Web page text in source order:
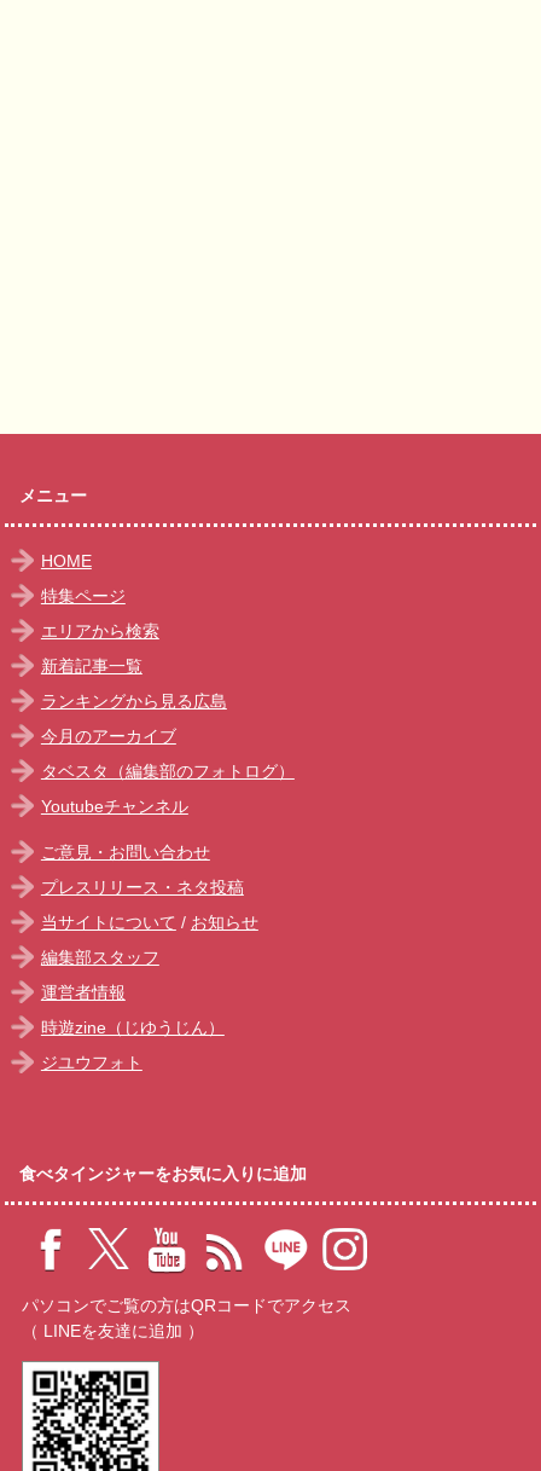
メニュー
HOME
特集ページ
エリアから検索
新着記事一覧
ランキングから見る広島
今月のアーカイブ
タベスタ（編集部のフォトログ）
Youtubeチャンネル
ご意見・お問い合わせ
プレスリリース・ネタ投稿
当サイトについて / お知らせ
編集部スタッフ
運営者情報
時遊zine（じゆうじん）
ジユウフォト
食べタインジャーをお気に入りに追加
パソコンでご覧の方はQRコードでアクセス
（ LINEを友達に追加 ）